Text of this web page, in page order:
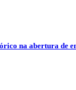
na abertura de